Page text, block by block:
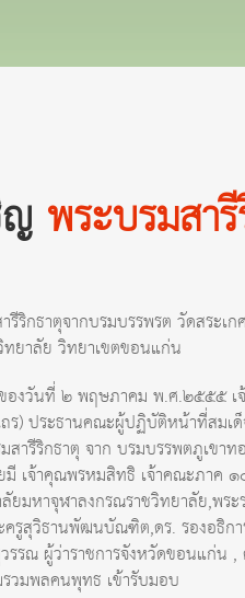
พระบรมสา
ริกธาตุจากบรมบรรพรต วัดสระ
ยาลัย วิทยาเขตขอนแก่น
องวันที่ ๒ พฤษภาคม พ.ศ.๒๕๕๕ เ
ร) ประธานคณะผู้ปฏิบัติหน้าที่สมเ
ารีริกธาตุ จาก บรมบรรพตภูเขาท
มี เจ้าคุณพรหมสิทธิ เจ้าคณะภาค ๑
ยมหาจุฬาลงกรณราชวิทยาลัย,พร
รูสุวิธานพัฒนบัณฑิต,ดร. รองอธิก
รณ ผู้ว่าราชการจังหวัดขอนแก่น
วมพลคนพุทธ เข้ารับมอบ